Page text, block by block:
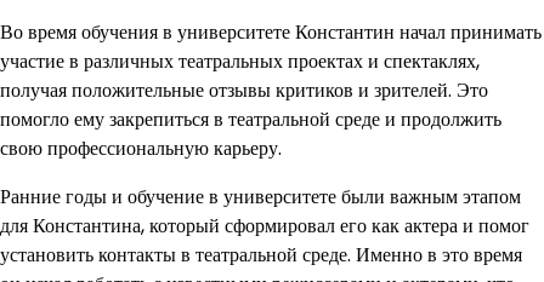
Во время обучения в университете Константин начал принимать
участие в различных театральных проектах и спектаклях,
получая положительные отзывы критиков и зрителей. Это
помогло ему закрепиться в театральной среде и продолжить
свою профессиональную карьеру.
Ранние годы и обучение в университете были важным этапом
для Константина, который сформировал его как актера и помог
установить контакты в театральной среде. Именно в это время